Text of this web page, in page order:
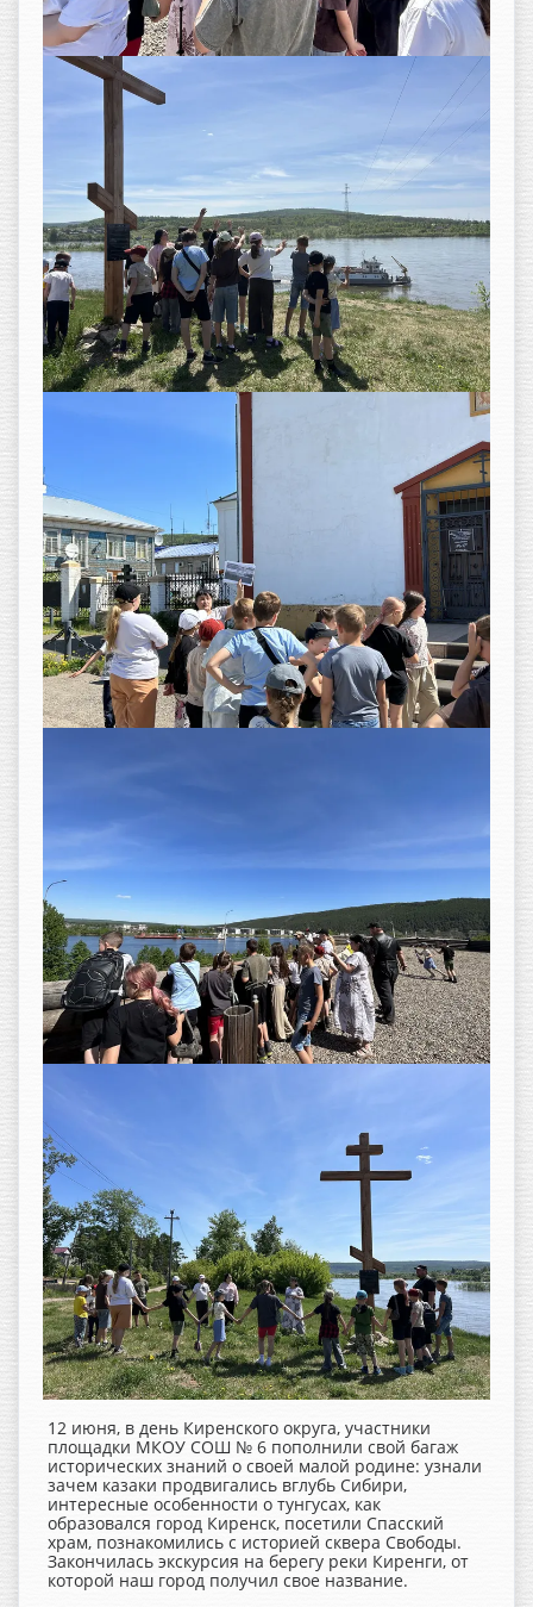
12 июня, в день Киренского округа, участники
площадки МКОУ СОШ № 6 пополнили свой багаж
исторических знаний о своей малой родине: узнали
зачем казаки продвигались вглубь Сибири,
интересные особенности о тунгусах, как
образовался город Киренск, посетили Спасский
храм, познакомились с историей сквера Свободы.
Закончилась экскурсия на берегу реки Киренги, от
которой наш город получил свое название.